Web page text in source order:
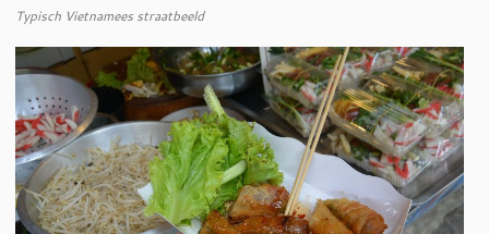
Typisch Vietnamees straatbeeld